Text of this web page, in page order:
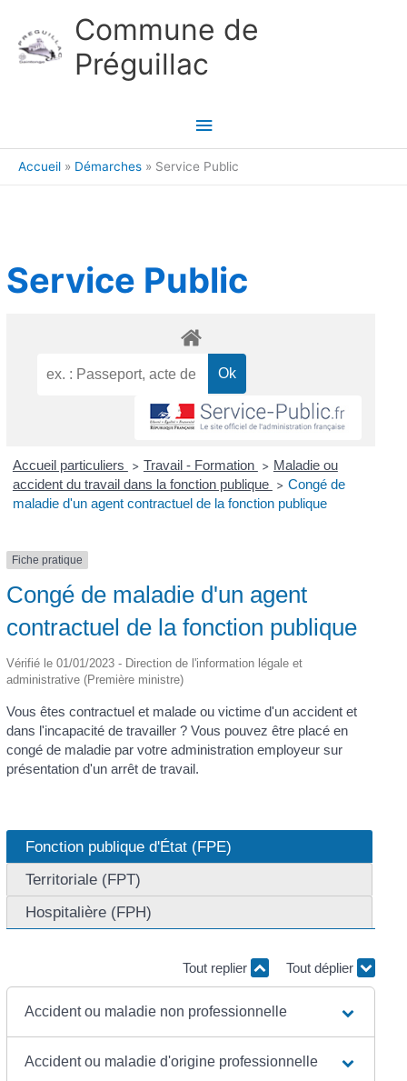
Commune de
Préguillac
Menu
principal
Accueil Démarches Service Public
Service Public
Accueil particuliers > Travail - Formation > Maladie ou
accident du travail dans la fonction publique > Congé de
maladie d'un agent contractuel de la fonction publique
Fiche pratique
Congé de maladie d'un agent
contractuel de la fonction publique
Vérifié le 01/01/2023 - Direction de l'information légale et
administrative (Première ministre)
Vous êtes contractuel et malade ou victime d'un accident et
dans l'incapacité de travailler ? Vous pouvez être placé en
congé de maladie par votre administration employeur sur
présentation d'un arrêt de travail.
Fonction publique d'État (FPE)
Territoriale (FPT)
Hospitalière (FPH)
Tout replier Tout déplier
Accident ou maladie non professionnelle
Accident ou maladie d'origine professionnelle